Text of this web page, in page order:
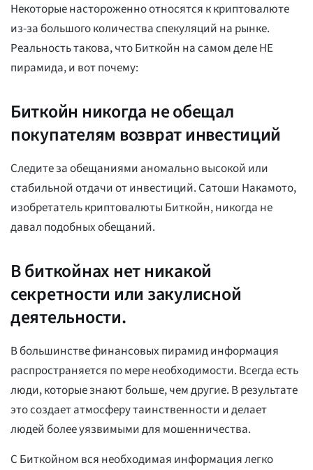
Некоторые настороженно относятся к криптовалюте
из-за большого количества спекуляций на рынке.
Реальность такова, что Биткойн на самом деле НЕ
пирамида, и вот почему:
Биткойн никогда не обещал
покупателям возврат инвестиций
Следите за обещаниями аномально высокой или
стабильной отдачи от инвестиций. Сатоши Накамото,
изобретатель криптовалюты Биткойн, никогда не
давал подобных обещаний.
В биткойнах нет никакой
секретности или закулисной
деятельности.
В большинстве финансовых пирамид информация
распространяется по мере необходимости. Всегда есть
люди, которые знают больше, чем другие. В результате
это создает атмосферу таинственности и делает
людей более уязвимыми для мошенничества.
С Биткойном вся необходимая информация легко